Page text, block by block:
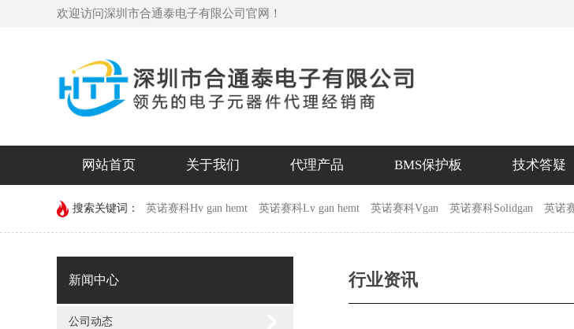
欢迎访问深圳市合通泰电子有限公司官网！
网站首页 关于我们 代理产品 BMS保护板 技术答疑
搜索关键词： 英诺赛科Hv gan hemt 英诺赛科Lv gan hemt 英诺赛科Vgan 英诺赛科Solidgan 英诺
devechip
新闻中心
公司动态
行业资讯